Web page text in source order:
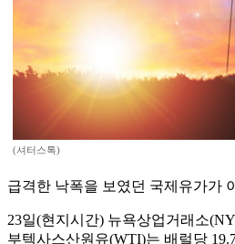
(셔터스톡)
급격한 낙폭을 보였던 국제유가가
23일(현지시간) 뉴욕상업거래소
부텍사스산원유(WTI)는 배럴당